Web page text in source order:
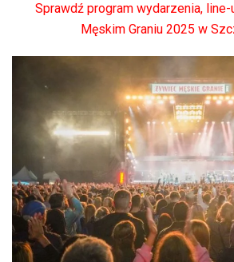
Sprawdź program wydarzenia,
Męskim Graniu 2025 w